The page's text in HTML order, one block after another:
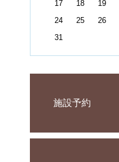
17 18 19
24
25 26
31
施設予約